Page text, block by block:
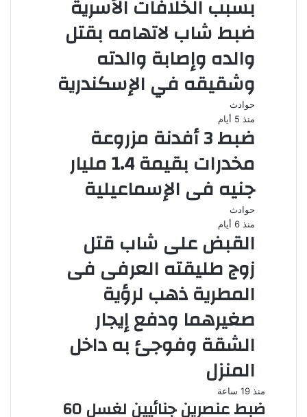
بسبب الخلافات الأسرية
ضبط شاب لاتهامه بقتل
والده وإصابة والدته
وشقيقه في الإسكندرية
حوادث
منذ 5 أيام
ضبط 3 أفدنة مزروعة
مخدرات بقيمة 1.4 مليار
جنيه فى الإسماعيلية
حوادث
منذ 6 أيام
القبض على شاب قتل
زوج طليقته العرفى فى
المطرية ذهب لرؤية
صغيرهما ودفع إيجار
الشقة وفوجئ به داخل
المنزل
منذ 19 ساعة
ضبط عنصرين جنائيين لغسل 60